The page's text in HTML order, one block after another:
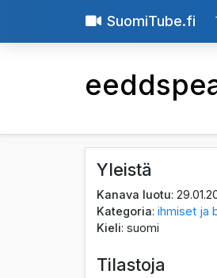
SuomiTube.fi
Yleistä
Kanava luotu:
Kategoria:ihmiset ja
Kieli: suomi
Tilastoja